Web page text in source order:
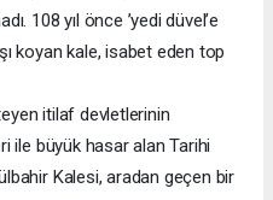
108 yıl önce ’yedi düvel’e
koyan kale, isabet eden top
itilaf devletlerinin
ile büyük hasar alan Tarihi
Kalesi, aradan geçen bir